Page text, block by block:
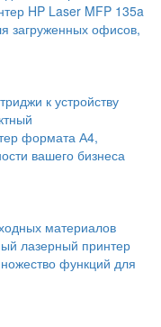
HP Laser MFP 135a
загруженных офисов,
к устройству
формата А4,
вашего бизнеса
материалов
лазерный принтер
функций для